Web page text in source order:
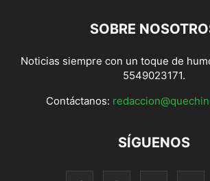
SOBRE
Noticias siempre con un toque de
5549023171.
Contáctanos:
SÍGUENOS